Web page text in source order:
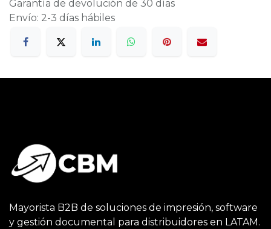
Garantía de devolución de 30 días
Envío: 2-3 días hábiles
Mayorista B2B de soluciones de impresión, software
y gestión documental para distribuidores en LATAM.